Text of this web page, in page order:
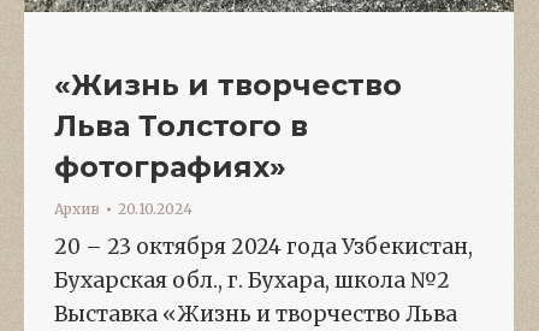
«Жизнь и творчество
Льва Толстого в
фотографиях»
Архив 20.10.2024
20 – 23 октября 2024 года Узбекистан,
Бухарская обл., г. Бухара, школа №2
Выставка «Жизнь и творчество Льва